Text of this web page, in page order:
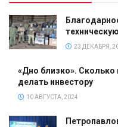
23 ДЕКАБРЯ,
«Дно близко». Сколько
делать инвестору
10 АВГУСТА, 2024